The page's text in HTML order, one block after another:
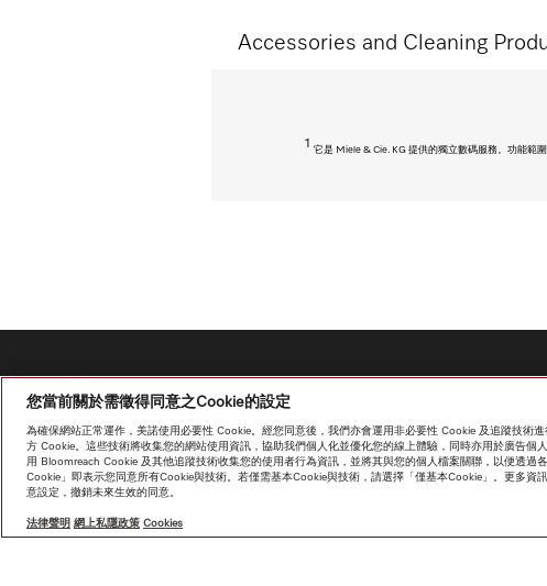
Accessories and Cleaning
1
它是 Miele & Cie. KG 提供的獨立數碼服務。功能範
選
職業
您當前關於需徵得同意之Cookie的設定
為確保網站正常運作，美諾使用必要性 Cookie。經您同意後，我們亦會運用非必要性 Cookie 及追蹤技術
方 Cookie。這些技術將收集您的網站使用資訊，協助我們個人化並優化您的線上體驗，同時亦用於廣告個
用 Bloomreach Cookie 及其他追蹤技術收集您的使用者行為資訊，並將其與您的個人檔案關聯，以便透過
Cookie」即表示您同意所有Cookie與技術。若僅需基本Cookie與技術，請選擇「僅基本Cookie」。更多資
意設定，撤銷未來生效的同意。
法律聲明 網上私隱政策 Cookies